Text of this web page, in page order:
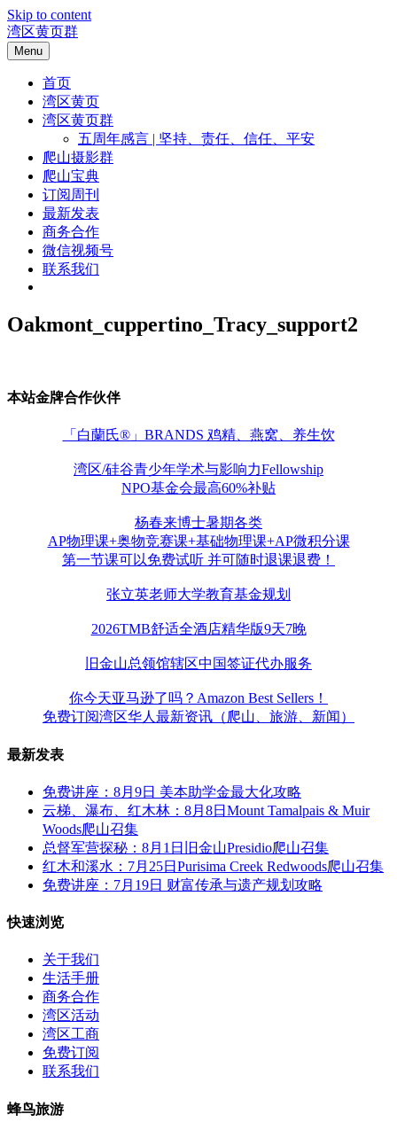
Skip to content
湾区黄页群
Menu
首页
湾区黄页
湾区黄页群
五周年感言 | 坚持、责任、信任、平安
爬山摄影群
爬山宝典
订阅周刊
最新发表
商务合作
微信视频号
联系我们
Oakmont_cuppertino_Tracy_support2
本站金牌合作伙伴
「白蘭氏®」BRANDS 鸡精、燕窝、养生饮
湾区/硅谷青少年学术与影响力Fellowship
NPO基金会最高60%补贴
杨春来博士暑期各类
AP物理课+奥物竞赛课+基础物理课+AP微积分课
第一节课可以免费试听 并可随时退课退费！
张立英老师大学教育基金规划
2026TMB舒适全酒店精华版9天7晚
旧金山总领馆辖区中国签证代办服务
你今天亚马逊了吗？Amazon Best Sellers！
免费订阅湾区华人最新资讯（爬山、旅游、新闻）
最新发表
免费讲座：8月9日 美本助学金最大化攻略
云梯、瀑布、红木林：8月8日Mount Tamalpais & Muir
Woods爬山召集
总督军营探秘：8月1日旧金山Presidio爬山召集
红木和溪水：7月25日Purisima Creek Redwoods爬山召集
免费讲座：7月19日 财富传承与遗产规划攻略
快速浏览
关于我们
生活手册
商务合作
湾区活动
湾区工商
免费订阅
联系我们
蜂鸟旅游